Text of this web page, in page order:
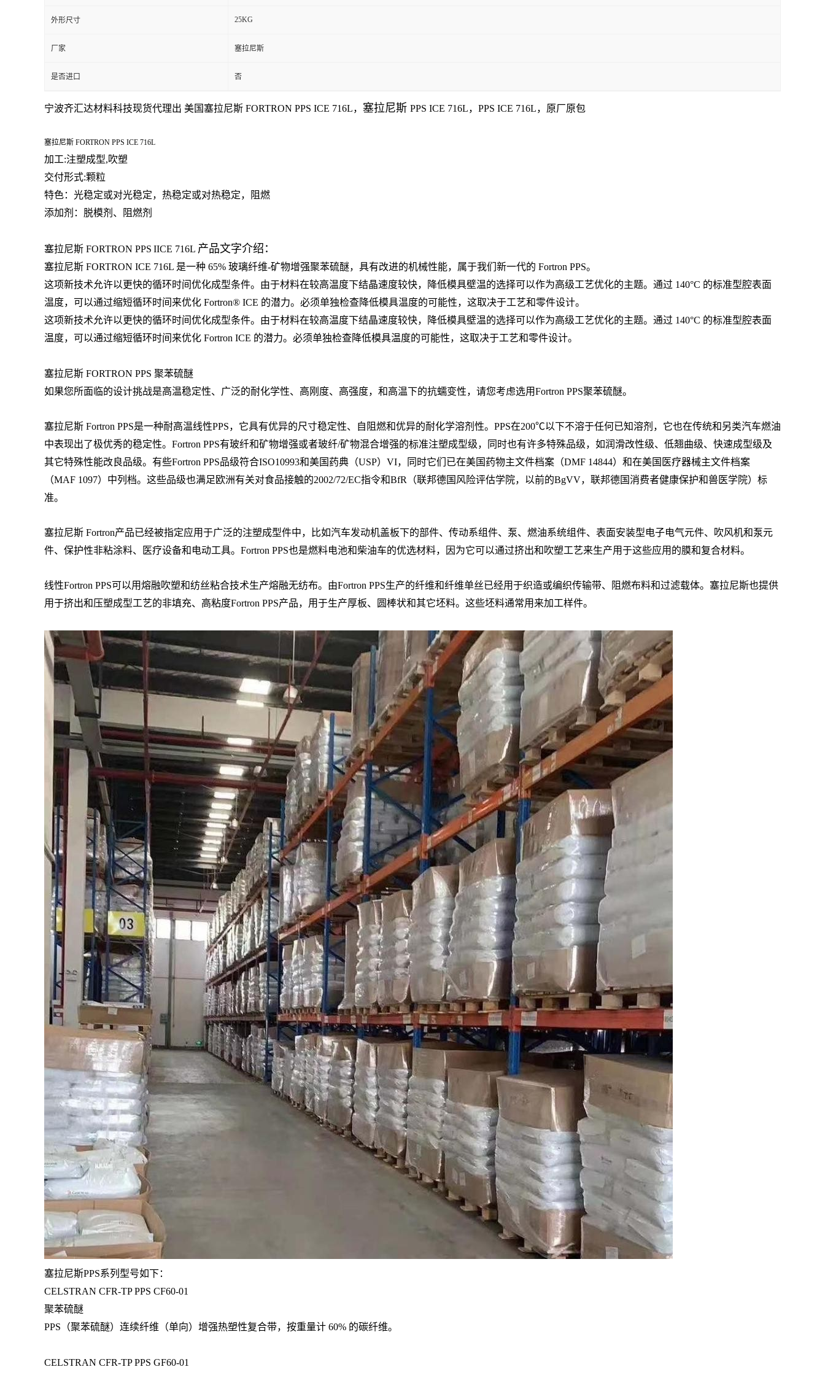
外形尺寸 25KG
厂家 塞拉尼斯
是否进口 否
宁波齐汇达材料科技现货代理出 美国 塞拉尼斯 FORTRON PPS ICE 716L， 塞拉尼斯 PPS ICE 716L，PPS ICE 716L，原厂原包
塞拉尼斯 FORTRON PPS ICE 716L
加工:注塑成型,吹塑
交付形式:颗粒
特色：光稳定或对光稳定，热稳定或对热稳定，阻燃
添加剂：脱模剂、阻燃剂
塞拉尼斯 FORTRON PPS IICE 716L 产品文字介绍：
塞拉尼斯 FORTRON ICE 716L 是一种 65% 玻璃纤维-矿物增强聚苯硫醚，具有改进的机械性能，属于我们新一代的 Fortron PPS。
这项新技术允许以更快的循环时间优化成型条件。由于材料在较高温度下结晶速度较快，降低模具壁温的选择可以作为高级工艺优化的主题。通过 140°C 的标准型腔表面
温度，可以通过缩短循环时间来优化 Fortron® ICE 的潜力。必须单独检查降低模具温度的可能性，这取决于工艺和零件设计。
这项新技术允许以更快的循环时间优化成型条件。由于材料在较高温度下结晶速度较快，降低模具壁温的选择可以作为高级工艺优化的主题。通过 140°C 的标准型腔表面
温度，可以通过缩短循环时间来优化 Fortron ICE 的潜力。必须单独检查降低模具温度的可能性，这取决于工艺和零件设计。
塞拉尼斯 FORTRON PPS 聚苯硫醚
如果您所面临的设计挑战是高温稳定性、广泛的耐化学性、高刚度、高强度，和高温下的抗蠕变性，请您考虑选用Fortron PPS聚苯硫醚。
塞拉尼斯 Fortron PPS是一种耐高温线性PPS，它具有优异的尺寸稳定性、自阻燃和优异的耐化学溶剂性。PPS在200℃以下不溶于任何已知溶剂，它也在传统和另类汽车燃油
中表现出了极优秀的稳定性。Fortron PPS有玻纤和矿物增强或者玻纤/矿物混合增强的标准注塑成型级，同时也有许多特殊品级，如润滑改性级、低翘曲级、快速成型级及
其它特殊性能改良品级。有些Fortron PPS品级符合ISO10993和美国药典（USP）VI，同时它们已在美国药物主文件档案（DMF 14844）和在美国医疗器械主文件档案
（MAF 1097）中列档。这些品级也满足欧洲有关对食品接触的2002/72/EC指令和BfR（联邦德国风险评估学院，以前的BgVV，联邦德国消费者健康保护和兽医学院）标
准。
塞拉尼斯 Fortron产品已经被指定应用于广泛的注塑成型件中，比如汽车发动机盖板下的部件、传动系组件、泵、燃油系统组件、表面安装型电子电气元件、吹风机和泵元
件、保护性非粘涂料、医疗设备和电动工具。Fortron PPS也是燃料电池和柴油车的优选材料，因为它可以通过挤出和吹塑工艺来生产用于这些应用的膜和复合材料。
线性Fortron PPS可以用熔融吹塑和纺丝粘合技术生产熔融无纺布。由Fortron PPS生产的纤维和纤维单丝已经用于织造或编织传输带、阻燃布料和过滤载体。塞拉尼斯也提供
用于挤出和压塑成型工艺的非填充、高粘度Fortron PPS产品，用于生产厚板、圆棒状和其它坯料。这些坯料通常用来加工样件。
塞拉尼斯PPS系列型号如下：
CELSTRAN CFR-TP PPS CF60-01
聚苯硫醚
PPS（聚苯硫醚）连续纤维（单向）增强热塑性复合带，按重量计 60% 的碳纤维。
CELSTRAN CFR-TP PPS GF60-01